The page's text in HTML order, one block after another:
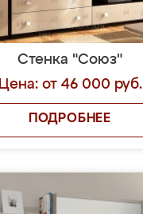
Стенка "Союз"
Цена: от 46 000 руб.
ПОДРОБНЕЕ